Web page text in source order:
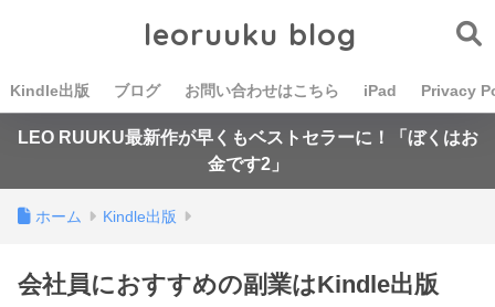
leoruuku blog
Kindle出版 ブログ お問い合わせはこちら iPad Privacy
LEO RUUKU最新作が早くもベストセラーに！「ぼくはお
金です2」
ホーム Kindle出版
会社員におすすめの副業はKindle出版